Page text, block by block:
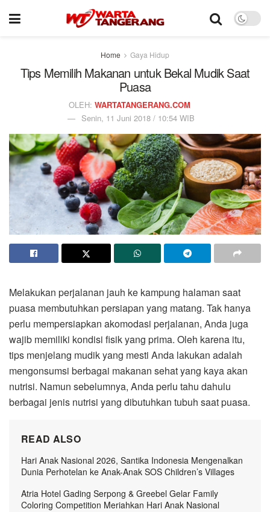
Home Gaya Hidup
Tips Memilih Makanan untuk Bekal Mudik Saat
Puasa
OLEH: WARTATANGERANG.COM
Senin, 11 Juni 2018 / 10:54 WIB
Melakukan perjalanan jauh ke kampung halaman saat
puasa membutuhkan persiapan yang matang. Tak hanya
perlu mempersiapkan akomodasi perjalanan, Anda juga
wajib memiliki kondisi fisik yang prima. Oleh karena itu,
tips menjelang mudik yang mesti Anda lakukan adalah
mengonsumsi berbagai makanan sehat yang kaya akan
nutrisi. Namun sebelumnya, Anda perlu tahu dahulu
berbagai jenis nutrisi yang dibutuhkan tubuh saat puasa.
READ ALSO
Hari Anak Nasional 2026, Santika Indonesia Mengenalkan
Dunia Perhotelan ke Anak-Anak SOS Children’s Villages
Atria Hotel Gading Serpong & Greebel Gelar Family
Coloring Competition Meriahkan Hari Anak Nasional